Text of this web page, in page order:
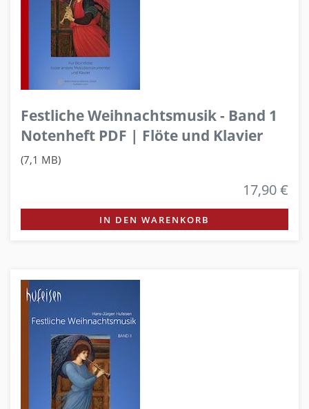
Festliche Weihnachtsmusik - Band 1
Notenheft PDF | Flöte und Klavier
(7,1 MB)
17,90 €
IN DEN WARENKORB